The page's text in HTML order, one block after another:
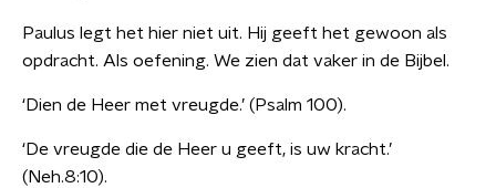
Paulus legt het hier niet uit. Hij geeft het gewoon als
opdracht. Als oefening. We zien dat vaker in de Bijbel.
‘Dien de Heer met vreugde.’ (Psalm 100).
‘De vreugde die de Heer u geeft, is uw kracht.’
(Neh.8:10).